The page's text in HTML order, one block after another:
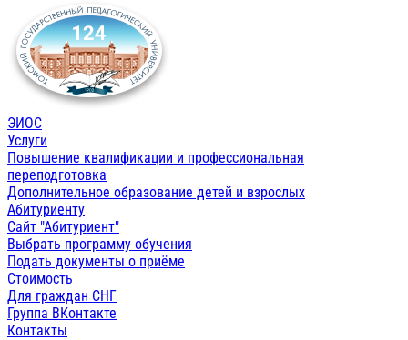
ЭИОС
Услуги
Повышение квалификации и профессиональная
переподготовка
Дополнительное образование детей и взрослых
Абитуриенту
Сайт "Абитуриент"
Выбрать программу обучения
Подать документы о приёме
Стоимость
Для граждан СНГ
Группа ВКонтакте
Контакты